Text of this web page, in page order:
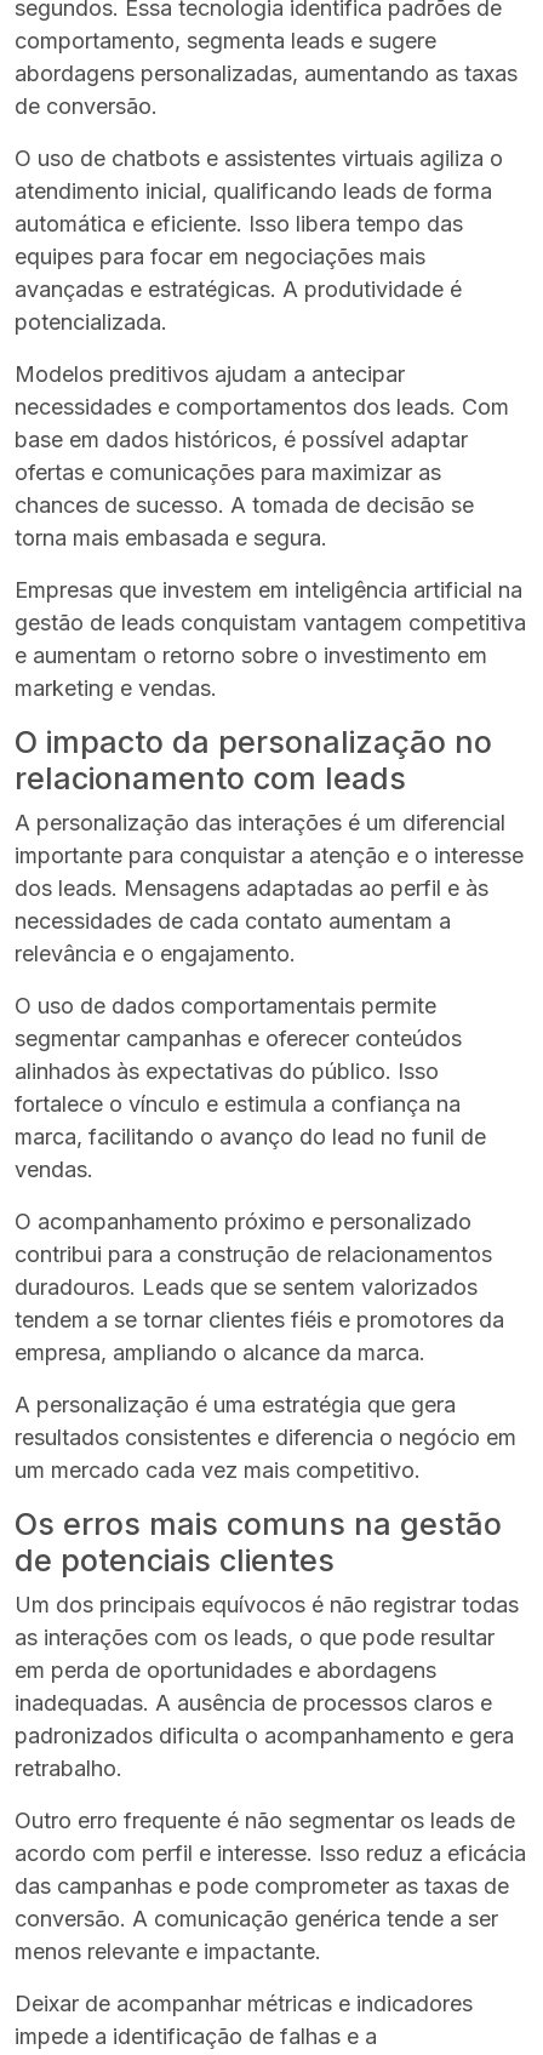
segundos. Essa tecnologia identifica padrões de
comportamento, segmenta leads e sugere
abordagens personalizadas, aumentando as taxas
de conversão.
O uso de chatbots e assistentes virtuais agiliza o
atendimento inicial, qualificando leads de forma
automática e eficiente. Isso libera tempo das
equipes para focar em negociações mais
avançadas e estratégicas. A produtividade é
potencializada.
Modelos preditivos ajudam a antecipar
necessidades e comportamentos dos leads. Com
base em dados históricos, é possível adaptar
ofertas e comunicações para maximizar as
chances de sucesso. A tomada de decisão se
torna mais embasada e segura.
Empresas que investem em inteligência artificial na
gestão de leads conquistam vantagem competitiva
e aumentam o retorno sobre o investimento em
marketing e vendas.
O impacto da personalização no
relacionamento com leads
A personalização das interações é um diferencial
importante para conquistar a atenção e o interesse
dos leads. Mensagens adaptadas ao perfil e às
necessidades de cada contato aumentam a
relevância e o engajamento.
O uso de dados comportamentais permite
segmentar campanhas e oferecer conteúdos
alinhados às expectativas do público. Isso
fortalece o vínculo e estimula a confiança na
marca, facilitando o avanço do lead no funil de
vendas.
O acompanhamento próximo e personalizado
contribui para a construção de relacionamentos
duradouros. Leads que se sentem valorizados
tendem a se tornar clientes fiéis e promotores da
empresa, ampliando o alcance da marca.
A personalização é uma estratégia que gera
resultados consistentes e diferencia o negócio em
um mercado cada vez mais competitivo.
Os erros mais comuns na gestão
de potenciais clientes
Um dos principais equívocos é não registrar todas
as interações com os leads, o que pode resultar
em perda de oportunidades e abordagens
inadequadas. A ausência de processos claros e
padronizados dificulta o acompanhamento e gera
retrabalho.
Outro erro frequente é não segmentar os leads de
acordo com perfil e interesse. Isso reduz a eficácia
das campanhas e pode comprometer as taxas de
conversão. A comunicação genérica tende a ser
menos relevante e impactante.
Deixar de acompanhar métricas e indicadores
impede a identificação de falhas e a